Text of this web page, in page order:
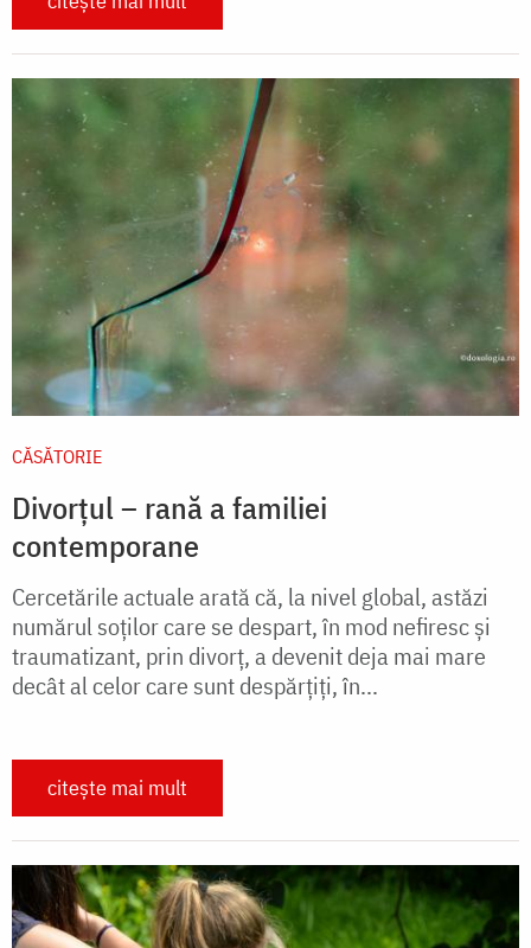
CĂSĂTORIE
Divorțul – rană a familiei
contemporane
Cercetările actuale arată că, la nivel global, astăzi
numărul soţilor care se despart, în mod nefiresc şi
traumatizant, prin divorţ, a devenit deja mai mare
decât al celor care sunt despărţiţi, în...
citește mai mult